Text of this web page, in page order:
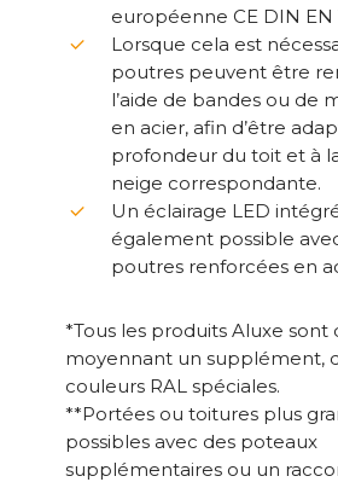
européenne CE DIN EN
Lorsque cela est
poutres peuvent être
l’aide de bandes ou de
en acier, afin d’être
profondeur du toit et à
neige correspondante.
Un éclairage LED
également possible
poutres renforcées en
*Tous les produits Aluxe sont
moyennant un supplément,
couleurs RAL spéciales.
**Portées ou toitures plus
possibles avec des poteaux
supplémentaires ou un